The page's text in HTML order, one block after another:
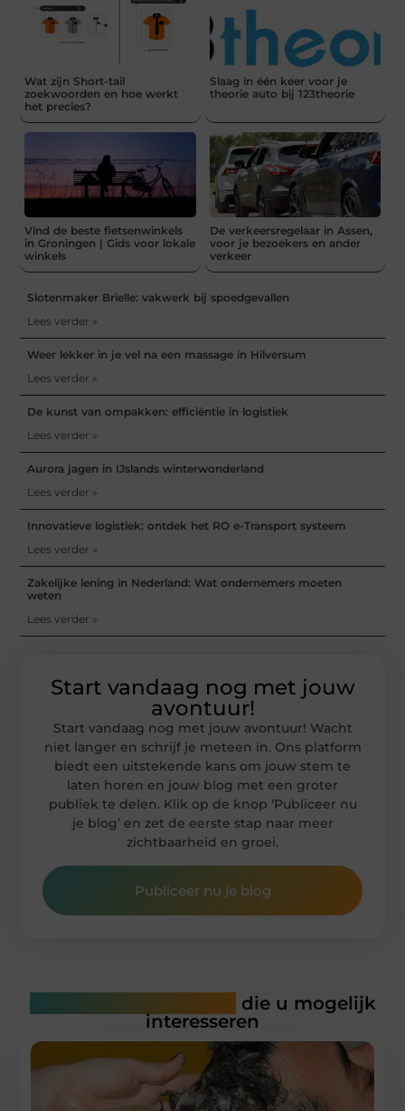
Wat zijn Short-tail
zoekwoorden en hoe werkt
het precies?
Slaag in één keer voor je
theorie auto bij 123theorie
Vind de beste fietsenwinkels
in Groningen | Gids voor lokale
winkels
De verkeersregelaar in Assen,
voor je bezoekers en ander
verkeer
Slotenmaker Brielle: vakwerk bij spoedgevallen
Lees verder »
Weer lekker in je vel na een massage in Hilversum
Lees verder »
De kunst van ompakken: efficiëntie in logistiek
Lees verder »
Aurora jagen in IJslands winterwonderland
Lees verder »
Innovatieve logistiek: ontdek het RO e-Transport systeem
Lees verder »
Zakelijke lening in Nederland: Wat ondernemers moeten
weten
Lees verder »
Start vandaag nog met jouw
avontuur!
Start vandaag nog met jouw avontuur! Wacht
niet langer en schrijf je meteen in. Ons platform
biedt een uitstekende kans om jouw stem te
laten horen en jouw blog met een groter
publiek te delen. Klik op de knop ‘Publiceer nu
je blog’ en zet de eerste stap naar meer
zichtbaarheid en groei.
Publiceer nu je blog
die u mogelijk
interesseren